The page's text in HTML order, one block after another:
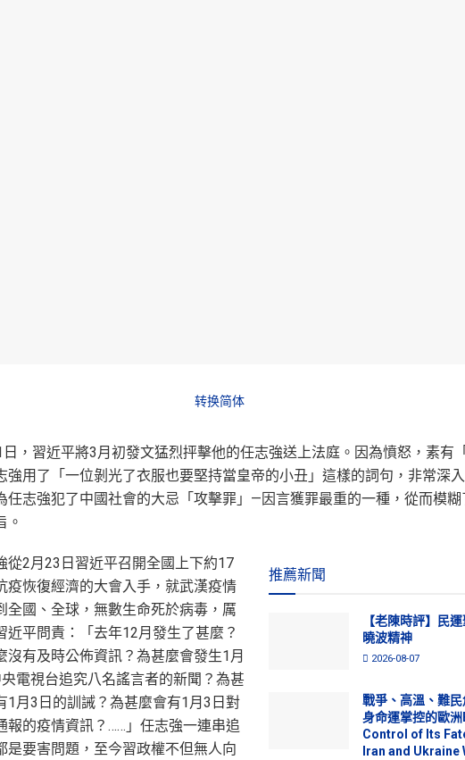
转换简体
，習近平將3月初發文猛烈抨擊他的任志強送上法庭。因為憤怒，素有
強用了「一位剝光了衣服也要堅持當皇帝的小丑」這樣的詞句，非常深
任志強犯了中國社會的大忌「攻擊罪」—因言獲罪最重的一種，從而模
。
推薦新聞
【老陳時評】民
曉波精神
2026-08-07
戰爭、高溫、難
身命運掌控的歐洲
Control of Its
Iran and
從2月23日習近平召開全國上下約17
疫恢復經濟的大會入手，就武漢疫情
全國、全球，無數生命死於病毒，厲
近平問責：「去年12月發生了甚麼？
沒有及時公佈資訊？為甚麼會發生1月
電視台追究八名謠言者的新聞？為甚
1月3日的訓誡？為甚麼會有1月3日對
報的疫情資訊？……」任志強一連串追
是要害問題，至今習政權不但無人向